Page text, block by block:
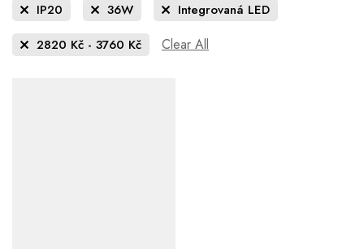
IP20 36W
Integrovaná LED
2820 Kč - 3760 Kč Clear All